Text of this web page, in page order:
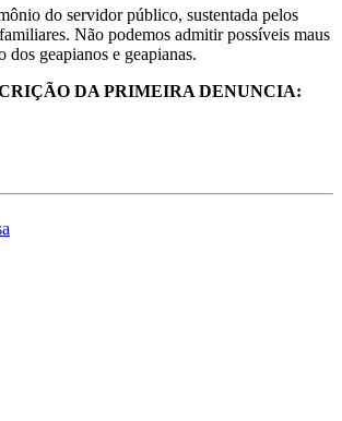
do servidor público, sustentada pelos
Não podemos admitir possíveis maus
geapianos e geapianas.
DA PRIMEIRA DENUNCIA: